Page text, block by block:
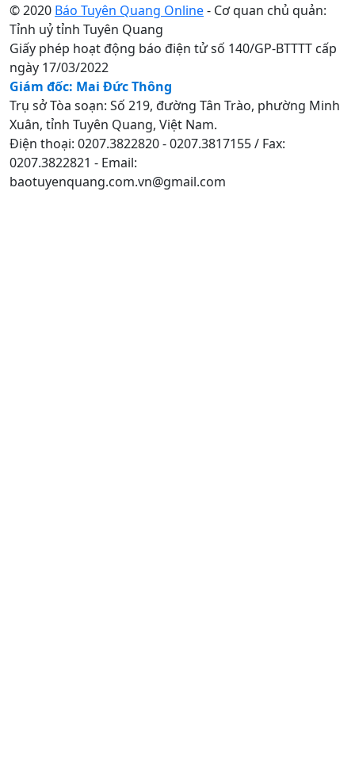
© 2020 Báo Tuyên Quang Online- Cơ quan chủ quản:
Tỉnh uỷ tỉnh Tuyên Quang
Giấy phép hoạt động báo điện tử số 140/GP-BTTTT cấp
ngày 17/03/2022
Giám đốc: Mai Đức Thông
Trụ sở Tòa soạn: Số 219, đường Tân Trào, phường Minh
Xuân, tỉnh Tuyên Quang, Việt Nam.
Điện thoại: 0207.3822820 - 0207.3817155 / Fax:
0207.3822821 - Email:
baotuyenquang.com.vn@gmail.com